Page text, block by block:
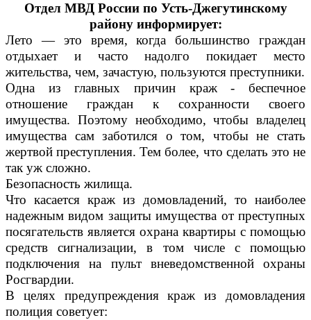
Отдел МВД России по Усть-Джегутинскому
району информирует:
Лето — это время, когда большинство граждан
отдыхает и часто надолго покидает место
жительства, чем, зачастую, пользуются преступники.
Одна из главных причин краж - беспечное
отношение граждан к сохранности своего
имущества. Поэтому необходимо, чтобы владелец
имущества сам заботился о том, чтобы не стать
жертвой преступления. Тем более, что сделать это не
так уж сложно.
Безопасность жилища.
Что касается краж из домовладений, то наиболее
надежным видом защиты имущества от преступных
посягательств является охрана квартиры с помощью
средств сигнализации, в том числе с помощью
подключения на пульт вневедомственной охраны
Росгвардии.
В целях предупреждения краж из домовладения
полиция советует: